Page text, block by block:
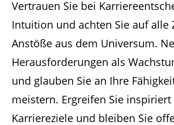
Vertrauen Sie bei
Intuition und achten Sie auf alle
Anstöße aus dem Universum.
Herausforderungen als
und glauben Sie an Ihre
meistern. Ergreifen Sie inspiriert
Karriereziele und bleiben Sie